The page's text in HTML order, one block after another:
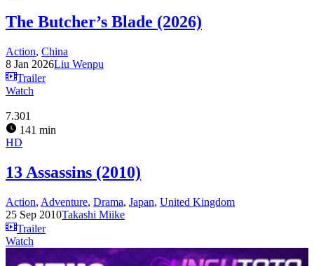
The Butcher’s Blade (2026)
Action, China
8 Jan 2026Liu Wenpu
Trailer
Watch
7.301
141 min
HD
13 Assassins (2010)
Action, Adventure, Drama, Japan, United Kingdom
25 Sep 2010Takashi Miike
Trailer
Watch